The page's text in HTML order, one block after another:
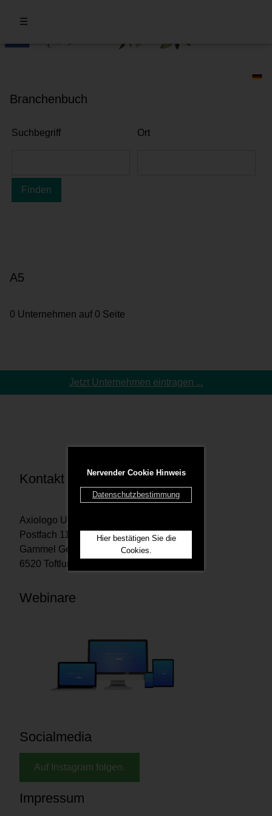
Nervender Cookie Hinweis
Datenschutzbestimmung
Hier bestätigen Sie die
Cookies.
☰
Branchenbuch
Suchbegriff Ort
A5
0 Unternehmen auf 0 Seite
Jetzt Unternehmen eintragen ...
Kontakt
Axiologo UG
Postfach 1167 29201 Celle
Gammel Geestrupvej 2
6520 Toftlund Denmark
Webinare
Socialmedia
Auf Instagram folgen.
Impressum